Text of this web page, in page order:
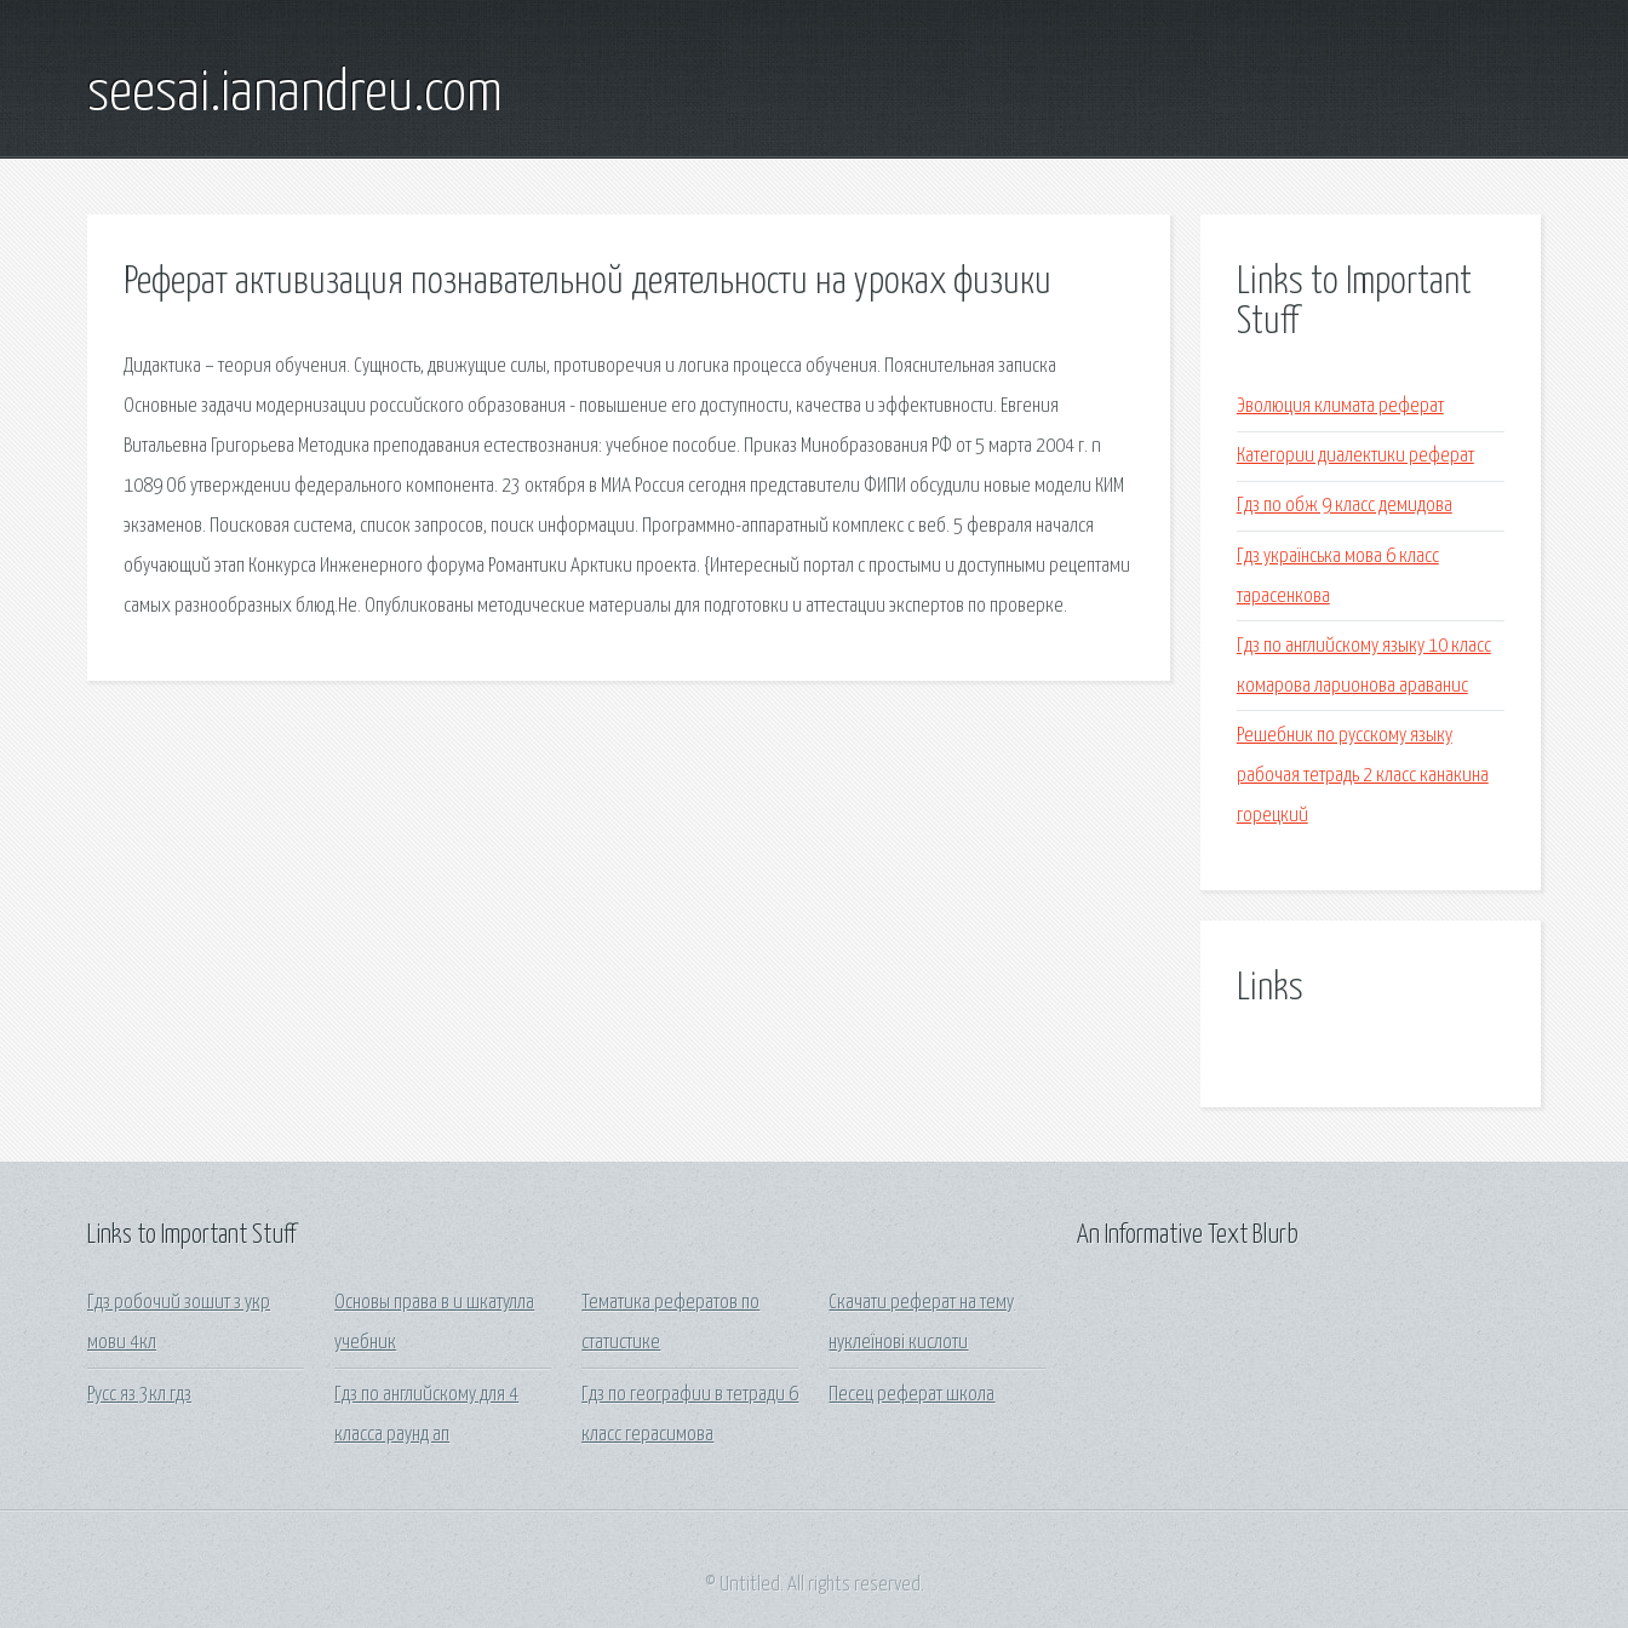
seesai.ianandreu.com
Реферат активизация познавательной деятельности на уроках физики
Дидактика – теория обучения. Сущность, движущие силы, противоречия и логика процесса обучения. Пояснительная записка
Основные задачи модернизации российского образования - повышение его доступности, качества и эффективности. Евгения
Витальевна Григорьева Методика преподавания естествознания: учебное пособие. Приказ Минобразования РФ от 5 марта 2004 г. n
1089 Об утверждении федерального компонента. 23 октября в МИА Россия сегодня представители ФИПИ обсудили новые модели КИМ
экзаменов. Поисковая сиcтема, список запросов, поиск информации. Программно-аппаратный комплекс с веб. 5 февраля начался
обучающий этап Конкурса Инженерного форума Романтики Арктики проекта. {Интересный портал с простыми и доступными рецептами
самых разнообразных блюд.Не. Опубликованы методические материалы для подготовки и аттестации экспертов по проверке.
Links to Important
Stuff
Эволюция климата реферат
Категории диалектики реферат
Гдз по обж 9 класс демидова
Гдз українська мова 6 класс
тарасенкова
Гдз по английскому языку 10 класс
комарова ларионова араванис
Решебник по русскому языку
рабочая тетрадь 2 класс канакина
горецкий
Links
Links to Important Stuff
Гдз робочий зошит з укр
мови 4кл
Русс яз 3кл гдз
Основы права в и шкатулла
учебник
Гдз по английскому для 4
класса раунд ап
Тематика рефератов по
статистике
Гдз по географии в тетради 6
класс герасимова
Скачати реферат на тему
нуклеїнові кислоти
Песец реферат школа
An Informative Text Blurb
© Untitled. All rights reserved.